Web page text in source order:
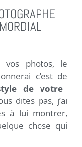
photos, le
c’est de
de votre
dites pas, j’ai
à lui montrer,
chose qui